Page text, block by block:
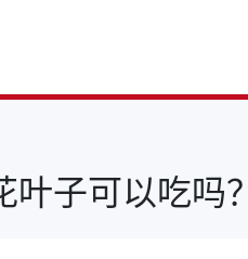
叶子可以吃吗